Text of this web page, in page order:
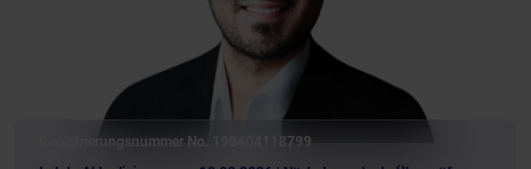
Registrierungsnummer No. 198404118799